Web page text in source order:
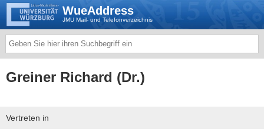
WueAddress
JMU Mail- und Telefonverzeichnis
Greiner Richard (Dr.)
Vertreten in